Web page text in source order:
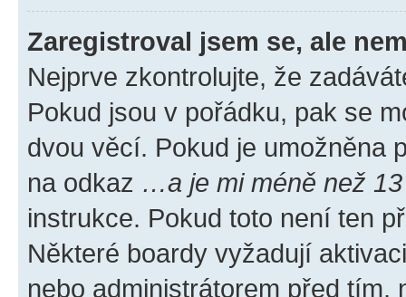
Zaregistroval jsem se, ale
Nejprve zkontrolujte, že
Pokud jsou v pořádku, pak se
dvou věcí. Pokud je umožněna
na odkaz …a je mi méně než
instrukce. Pokud toto není ten
Některé boardy vyžadují
nebo administrátorem před tím,